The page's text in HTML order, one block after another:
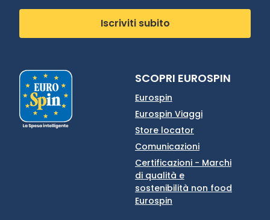
Iscriviti subito
SCOPRI EUROSPIN
Eurospin
Eurospin Viaggi
Store locator
Comunicazioni
Certificazioni - Marchi
di qualità e
sostenibilità non food
Eurospin